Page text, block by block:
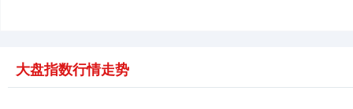
大盘指数行情走势